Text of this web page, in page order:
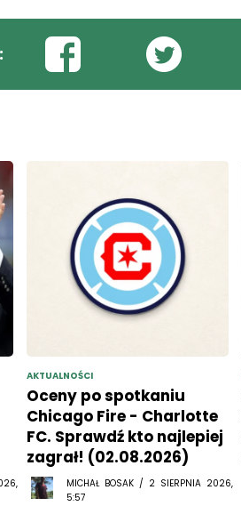
AKTUALNOŚCI
Oceny po spotkaniu
Chicago Fire - Charlotte
FC. Sprawdź kto najlepiej
zagrał! (02.08.2026)
MICHAŁ BOSAK / 2 SIERPNIA 2026,
5:57